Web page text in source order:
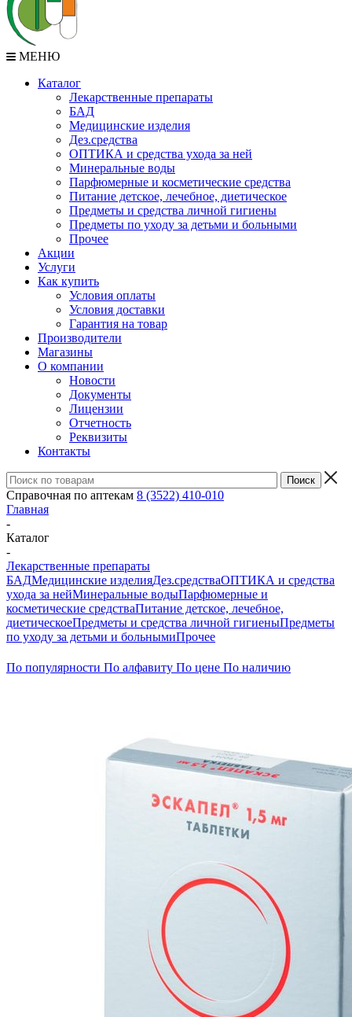
МЕНЮ
Каталог
Лекарственные препараты
БАД
Медицинские изделия
Дез.средства
ОПТИКА и средства ухода за ней
Минеральные воды
Парфюмерные и косметические средства
Питание детское, лечебное, диетическое
Предметы и средства личной гигиены
Предметы по уходу за детьми и больными
Прочее
Акции
Услуги
Как купить
Условия оплаты
Условия доставки
Гарантия на товар
Производители
Магазины
О компании
Новости
Документы
Лицензии
Отчетность
Реквизиты
Контакты
Справочная по аптекам 8 (3522) 410-010
Главная
-
Каталог
-
Лекарственные препараты
БАДМедицинские изделияДез.средстваОПТИКА и средства
ухода за нейМинеральные водыПарфюмерные и
косметические средстваПитание детское, лечебное,
диетическоеПредметы и средства личной гигиеныПредметы
по уходу за детьми и больнымиПрочее
По популярности По алфавиту По цене По наличию